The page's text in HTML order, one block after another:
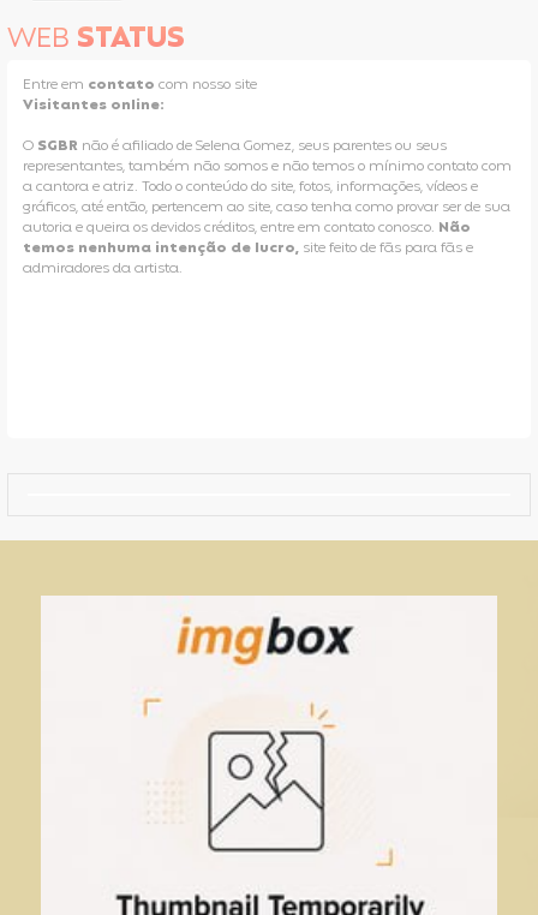
WEB STATUS
Entre em contato com nosso site
Visitantes online:
O SGBR não é afiliado de Selena Gomez, seus parentes ou seus
representantes, também não somos e não temos o mínimo contato com
a cantora e atriz. Todo o conteúdo do site, fotos, informações, vídeos e
gráficos, até então, pertencem ao site, caso tenha como provar ser de sua
autoria e queira os devidos créditos, entre em contato conosco. Não
temos nenhuma intenção de lucro, site feito de fãs para fãs e
admiradores da artista.